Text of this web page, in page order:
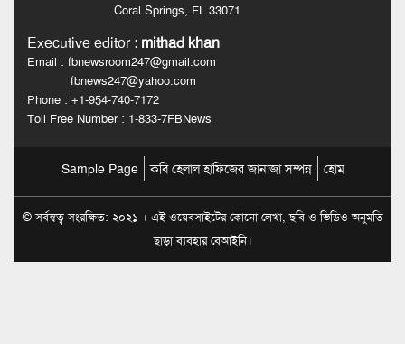
Coral Springs, FL 33071
Executive editor: mithad khan
Email : fbnewsroom247@gmail.com
fbnews247@yahoo.com
Phone : +1-954-740-7172
Toll Free Number : 1-833-7FBNews
Sample Page কবি হেলাল হাফিজের জানাজা সম্পন্ন হোম
© সর্বস্বত্ব সংরক্ষিত: ২০২১ । এই ওয়েবসাইটের কোনো লেখা, ছবি ও ভিডিও অনুমতি
ছাড়া ব্যবহার বেআইনি।